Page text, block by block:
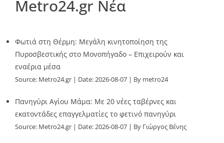
Metro24.gr Νέα
Φωτιά στη Θέρμη: Μεγάλη κινητοποίηση της
Πυροσβεστικής στο Μονοπήγαδο – Επιχειρούν και
εναέρια μέσα
Source: Metro24.gr Date: 2026-08-07 By metro24
Πανηγύρι Αγίου Μάμα: Με 20 νέες ταβέρνες και
εκατοντάδες επαγγελματίες το φετινό πανηγύρι
Source: Metro24.gr Date: 2026-08-07 By Γιώργος Βένης